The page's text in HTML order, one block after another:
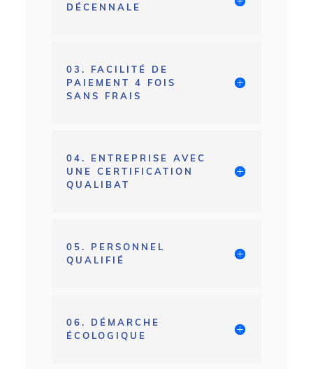
DÉCENNALE
03. FACILITÉ DE
PAIEMENT 4 FOIS
SANS FRAIS
04. ENTREPRISE AVEC
UNE CERTIFICATION
QUALIBAT
05. PERSONNEL
QUALIFIÉ
06. DÉMARCHE
ÉCOLOGIQUE